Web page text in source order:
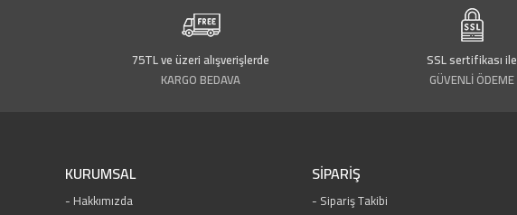
75TL ve üzeri alışverişlerde
KARGO BEDAVA
SSL sertifikası ile
GÜVENLİ ÖDEME
KURUMSAL
Hakkımızda
SİPARİŞ
Sipariş Takibi